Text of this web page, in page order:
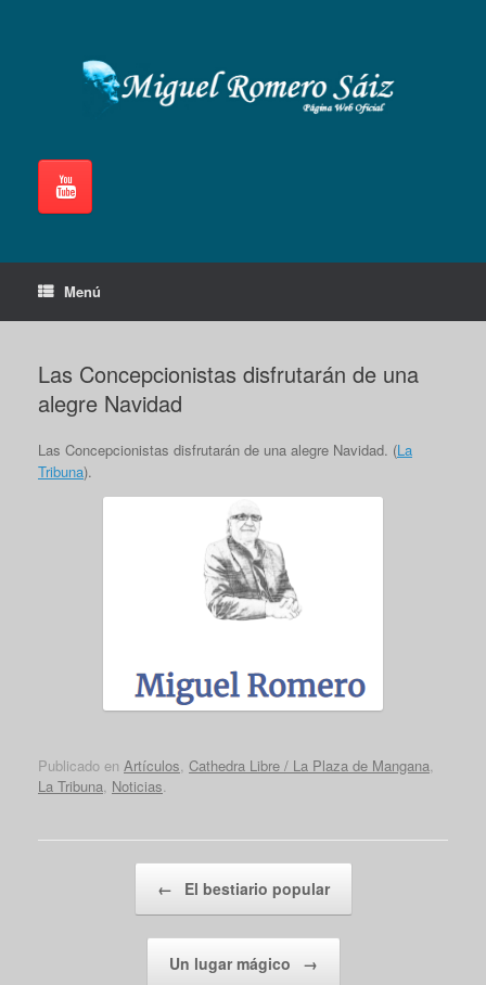
Menú
Las Concepcionistas disfrutarán de una
alegre Navidad
Las Concepcionistas disfrutarán de una alegre Navidad. (La
Tribuna).
Publicado en Artículos Cathedra Libre / La Plaza de Mangana
La Tribuna Noticias
← El bestiario popular
Un lugar mágico →